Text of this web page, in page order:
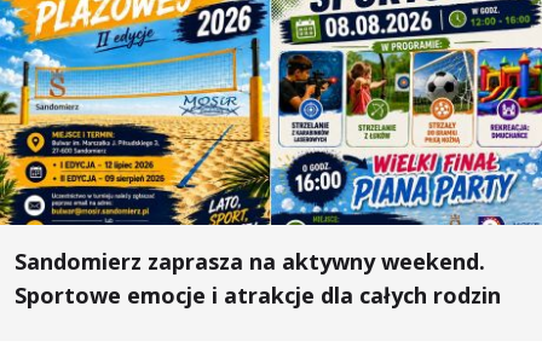
Sandomierz zaprasza na aktywny weekend.
Sportowe emocje i atrakcje dla całych rodzin